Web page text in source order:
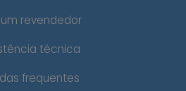
revendedor
técnica
frequentes